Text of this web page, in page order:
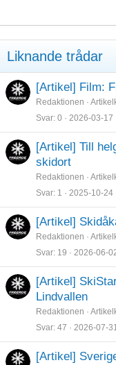
22
26
Liknande trådar
[Artikel] Film:
Redaktionen
Svar 0 2026-03-17
[Artikel] Till
skidort
Redaktionen
Svar 1 2025-10-24
[Artikel]
Redaktionen
Svar 19 2026-06-
[Artikel]
Lindvallen
Redaktionen
Svar 47 2026-07-31
[Artikel]